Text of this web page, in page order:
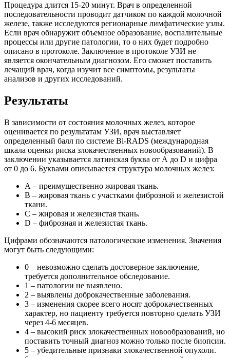
Процедура длится 15-20 минут. Врач в определенной
последовательности проводит датчиком по каждой молочной
железе, также исследуются регионарные лимфатические узлы.
Если врач обнаружит объемное образование, воспалительные
процессы или другие патологии, то о них будет подробно
описано в протоколе. Заключение в протоколе УЗИ не
является окончательным диагнозом. Его сможет поставить
лечащий врач, когда изучит все симптомы, результаты
анализов и других исследований.
Результаты
В зависимости от состояния молочных желез, которое
оценивается по результатам УЗИ, врач выставляет
определенный балл по системе Bi-RADS (международная
шкала оценки риска злокачественных новообразований). В
заключении указывается латинская буква от А до D и цифра
от 0 до 6. Буквами описывается структура молочных желез:
А – преимущественно жировая ткань.
В – жировая ткань с участками фиброзной и железистой
ткани.
С – жировая и железистая ткань.
D – фиброзная и железистая ткань.
Цифрами обозначаются патологические изменения. Значения
могут быть следующими:
0 – невозможно сделать достоверное заключение,
требуется дополнительное обследование.
1 – патологии не выявлено.
2 – выявлены доброкачественные заболевания.
3 – изменения скорее всего носят доброкачественных
характер, но пациенту требуется повторно сделать УЗИ
через 4-6 месяцев.
4 – высокий риск злокачественных новообразований, но
поставить точный диагноз можно только после биопсии.
5 – убедительные признаки злокачественной опухоли.